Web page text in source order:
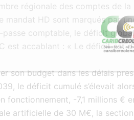
régionale des comptes de
HD sont marqués par
comptable, le déficit
est accablant : « Le déficit est
son budget dans les délais
le déficit cumulé s’élevait
fonctionnement, -7,1 millions €
artificielle de 30 M€, la